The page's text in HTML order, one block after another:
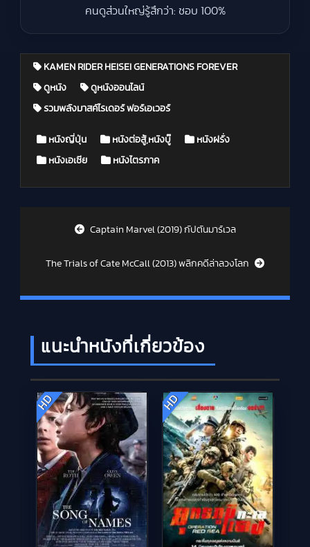
คนดูส่วนใหญ่รู้สึกว่า: ชอบ 100%
KAMEN RIDER HEISEI GENERATIONS FOREVER
ดูหนัง ดูหนังออนไลน์
รวมพลังมาสค์ไรเดอร์ ฟอร์เอเวอร์
Posted in
หนังญี่ปุ่น หนังต่อสู้,หนังบู๊ หนังฝรั่ง
หนังเอเชีย หนังไตรภาค
Post navigationCaptain Marvel (2019) กัปตันมาร์เวล
The Trials of Cate McCall (2013) พลิกคดีล่าลวงโลก
แนะนำหนังที่เกี่ยวข้อง
HD HD